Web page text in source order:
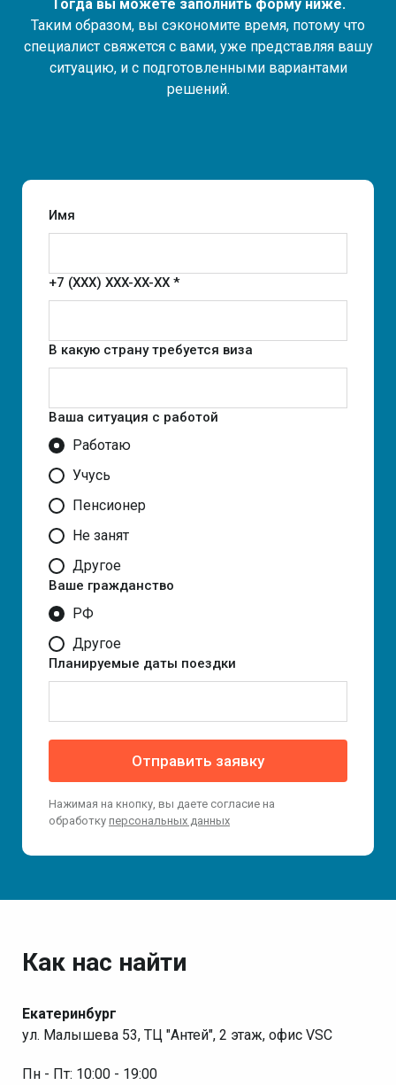
Тогда вы можете заполнить форму ниже.
Таким образом, вы сэкономите время, потому что
специалист свяжется с вами, уже представляя вашу
ситуацию, и с подготовленными вариантами
решений.
Имя
+7 (XXX) XXX-XX-XX *
В какую страну требуется виза
Ваша ситуация с работой
Работаю
Учусь
Пенсионер
Не занят
Другое
Ваше гражданство
РФ
Другое
Планируемые даты поездки
Отправить заявку
Нажимая на кнопку, вы даете согласие на
обработку персональных данных
Как нас найти
Екатеринбург
ул. Малышева 53, ТЦ "Антей", 2 этаж, офис VSC
Пн - Пт: 10:00 - 19:00